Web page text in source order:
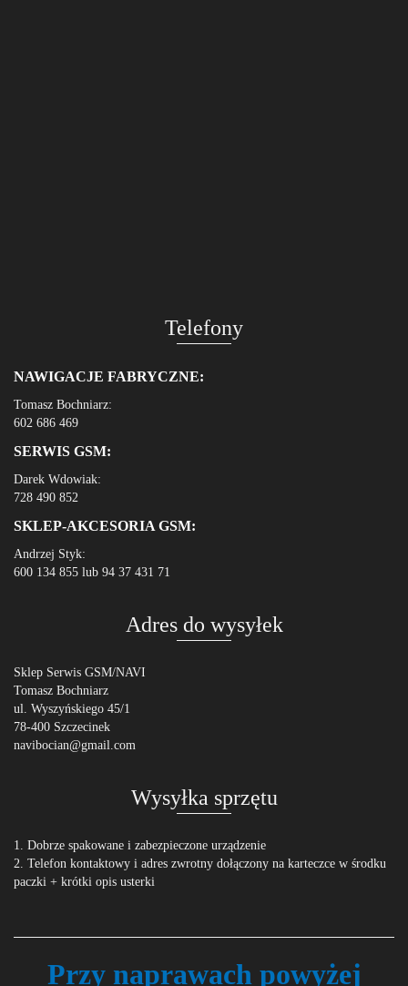
Telefony
NAWIGACJE FABRYCZNE:
Tomasz Bochniarz:
602 686 469
SERWIS GSM:
Darek Wdowiak:
728 490 852
SKLEP-AKCESORIA GSM:
Andrzej Styk:
600 134 855 lub 94 37 431 71
Adres do wysyłek
Sklep Serwis GSM/NAVI
Tomasz Bochniarz
ul. Wyszyńskiego 45/1
78-400 Szczecinek
navibocian@gmail.com
Wysyłka sprzętu
1. Dobrze spakowane i zabezpieczone urządzenie
2. Telefon kontaktowy i adres zwrotny dołączony na karteczce w środku
paczki + krótki opis usterki
Przy naprawach powyżej